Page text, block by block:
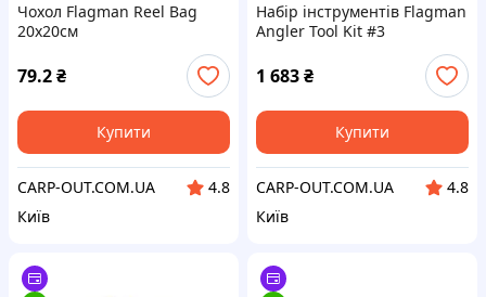
Чохол Flagman Reel Bag
20x20см
79.2₴
Купити
CARP-OUT.COM.UA
4.8
Київ
Набір інструментів Flagman
Angler Tool Kit #3
1 683₴
Купити
CARP-OUT.COM.UA
4.8
Київ